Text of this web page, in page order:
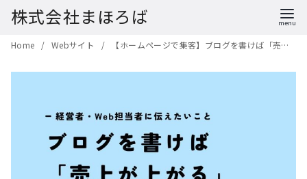
株式会社まほろば
Home Webサイト 【ホームページで集客】ブログを書けば「売上が上がる」という罠（コンテンツマーケティング）